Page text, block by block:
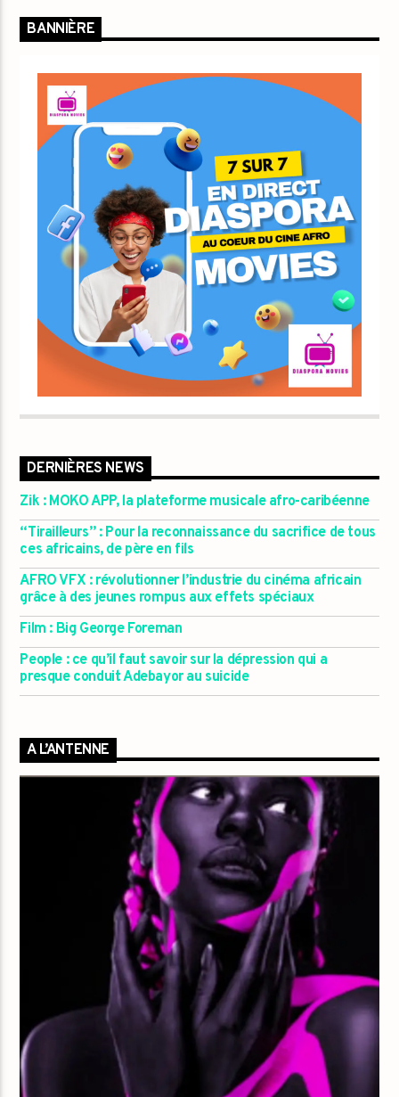
BANNIÈRE
DERNIÈRES NEWS
Zik : MOKO APP, la plateforme musicale afro-caribéenne
“Tirailleurs” : Pour la reconnaissance du sacrifice de tous
ces africains, de père en fils
AFRO VFX : révolutionner l’industrie du cinéma africain
grâce à des jeunes rompus aux effets spéciaux
Film : Big George Foreman
People : ce qu’il faut savoir sur la dépression qui a
presque conduit Adebayor au suicide
A L’ANTENNE